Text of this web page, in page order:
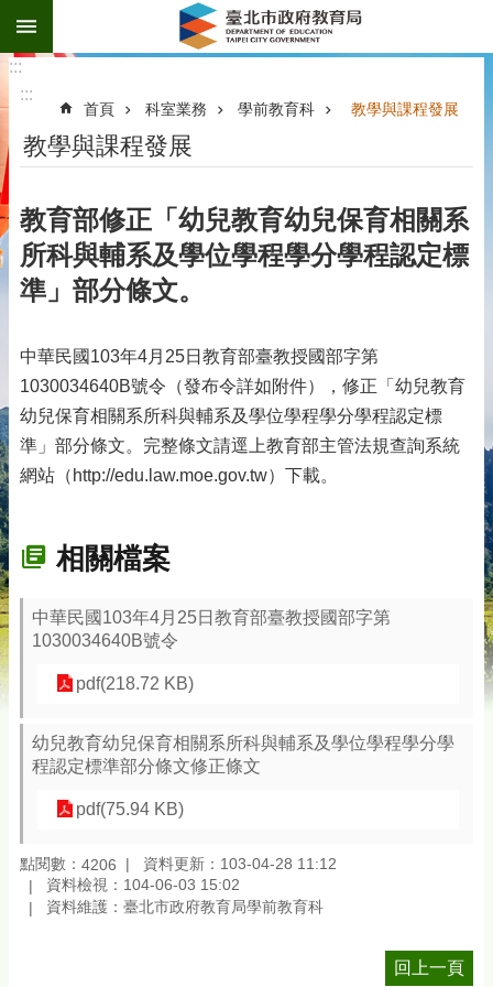
跳到主要內容區塊
:::
:::
首頁 科室業務 學前教育科 教學與課程發展
教學與課程發展
教育部修正「幼兒教育幼兒保育相關系
所科與輔系及學位學程學分學程認定標
準」部分條文。
中華民國103年4月25日教育部臺教授國部字第
1030034640B號令（發布令詳如附件），修正「幼兒教育
幼兒保育相關系所科與輔系及學位學程學分學程認定標
準」部分條文。完整條文請逕上教育部主管法規查詢系統
網站（http://edu.law.moe.gov.tw）下載。
相關檔案
中華民國103年4月25日教育部臺教授國部字第
1030034640B號令
pdf(218.72 KB)
幼兒教育幼兒保育相關系所科與輔系及學位學程學分學
程認定標準部分條文修正條文
pdf(75.94 KB)
點閱數： 4206
資料更新：103-04-28 11:12
資料檢視：104-06-03 15:02
資料維護：臺北市政府教育局學前教育科
回上一頁